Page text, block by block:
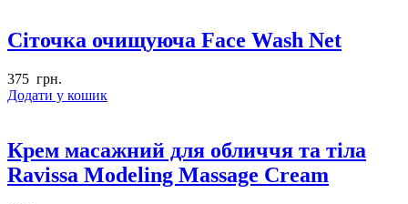
Сіточка очищуюча Face Wash Net
375 грн.
Додати у кошик
Крем масажний для обличчя та тіла
Ravissa Modeling Massage Cream